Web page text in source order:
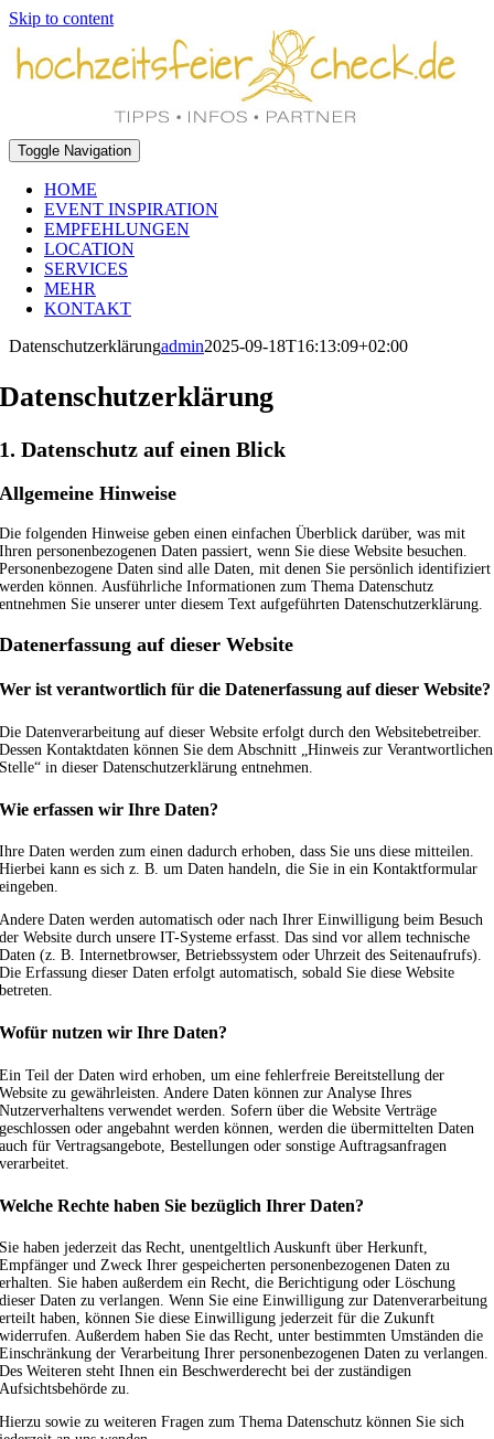
Skip to content
Toggle Navigation
HOME
EVENT INSPIRATION
EMPFEHLUNGEN
LOCATION
SERVICES
MEHR
KONTAKT
Datenschutzerklärungadmin2025-09-18T16:13:09+02:00
Datenschutz­erklärung
1. Datenschutz auf einen Blick
Allgemeine Hinweise
Die folgenden Hinweise geben einen einfachen Überblick darüber, was mit
Ihren personenbezogenen Daten passiert, wenn Sie diese Website besuchen.
Personenbezogene Daten sind alle Daten, mit denen Sie persönlich identifiziert
werden können. Ausführliche Informationen zum Thema Datenschutz
entnehmen Sie unserer unter diesem Text aufgeführten Datenschutzerklärung.
Datenerfassung auf dieser Website
Wer ist verantwortlich für die Datenerfassung auf dieser Website?
Die Datenverarbeitung auf dieser Website erfolgt durch den Websitebetreiber.
Dessen Kontaktdaten können Sie dem Abschnitt „Hinweis zur Verantwortlichen
Stelle“ in dieser Datenschutzerklärung entnehmen.
Wie erfassen wir Ihre Daten?
Ihre Daten werden zum einen dadurch erhoben, dass Sie uns diese mitteilen.
Hierbei kann es sich z. B. um Daten handeln, die Sie in ein Kontaktformular
eingeben.
Andere Daten werden automatisch oder nach Ihrer Einwilligung beim Besuch
der Website durch unsere IT-Systeme erfasst. Das sind vor allem technische
Daten (z. B. Internetbrowser, Betriebssystem oder Uhrzeit des Seitenaufrufs).
Die Erfassung dieser Daten erfolgt automatisch, sobald Sie diese Website
betreten.
Wofür nutzen wir Ihre Daten?
Ein Teil der Daten wird erhoben, um eine fehlerfreie Bereitstellung der
Website zu gewährleisten. Andere Daten können zur Analyse Ihres
Nutzerverhaltens verwendet werden. Sofern über die Website Verträge
geschlossen oder angebahnt werden können, werden die übermittelten Daten
auch für Vertragsangebote, Bestellungen oder sonstige Auftragsanfragen
verarbeitet.
Welche Rechte haben Sie bezüglich Ihrer Daten?
Sie haben jederzeit das Recht, unentgeltlich Auskunft über Herkunft,
Empfänger und Zweck Ihrer gespeicherten personenbezogenen Daten zu
erhalten. Sie haben außerdem ein Recht, die Berichtigung oder Löschung
dieser Daten zu verlangen. Wenn Sie eine Einwilligung zur Datenverarbeitung
erteilt haben, können Sie diese Einwilligung jederzeit für die Zukunft
widerrufen. Außerdem haben Sie das Recht, unter bestimmten Umständen die
Einschränkung der Verarbeitung Ihrer personenbezogenen Daten zu verlangen.
Des Weiteren steht Ihnen ein Beschwerderecht bei der zuständigen
Aufsichtsbehörde zu.
Hierzu sowie zu weiteren Fragen zum Thema Datenschutz können Sie sich